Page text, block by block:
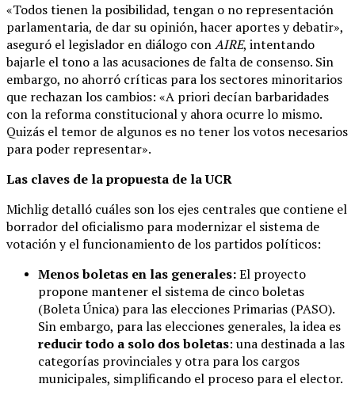
«Todos tienen la posibilidad, tengan o no representación
parlamentaria, de dar su opinión, hacer aportes y debatir»,
aseguró el legislador en diálogo conAIRE, intentando
bajarle el tono a las acusaciones de falta de consenso. Sin
embargo, no ahorró críticas para los sectores minoritarios
que rechazan los cambios: «A priori decían barbaridades
con la reforma constitucional y ahora ocurre lo mismo.
Quizás el temor de algunos es no tener los votos necesarios
para poder representar».
Las claves de la propuesta de la UCR
Michlig detalló cuáles son los ejes centrales que contiene el
borrador del oficialismo para modernizar el sistema de
votación y el funcionamiento de los partidos políticos:
Menos boletas en las generales:El proyecto
propone mantener el sistema de cinco boletas
(Boleta Única) para las elecciones Primarias (PASO).
Sin embargo, para las elecciones generales, la idea es
reducir todo a solo dos boletas: una destinada a las
categorías provinciales y otra para los cargos
municipales, simplificando el proceso para el elector.